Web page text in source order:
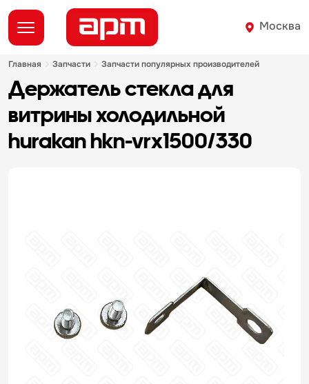
Москва
главная запчасти запчасти популярных производителей
держатель стекла для
витрины холодильной
hurakan hkn-vrx1500/330